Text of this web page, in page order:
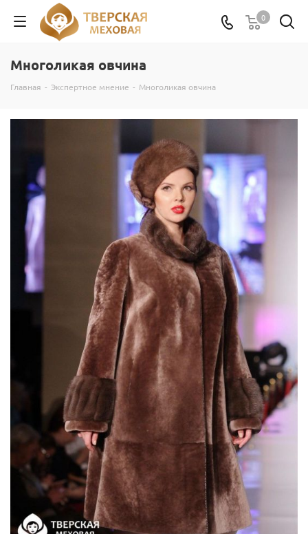
0
Многоликая овчина
Главная - Экспертное мнение - Многоликая овчина